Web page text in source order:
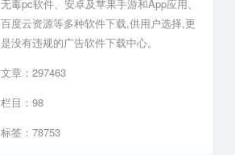
无毒pc软件、安卓及苹果手游和App应用、
百度云资源等多种软件下载,供用户选择,更
是没有违规的广告软件下载中心。
文章：297463
栏目：98
标签：78753